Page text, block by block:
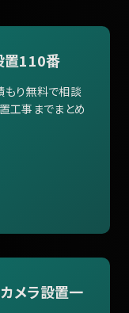
置110番
もり無料で相談
工事までまとめ
メラ設置一